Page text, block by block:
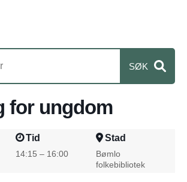
for ungdom
Tid
14:15 – 16:00
Stad
Bømlo
folkebibliotek